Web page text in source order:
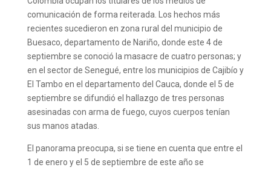
comunicación de forma reiterada. Los hechos más
recientes sucedieron en zona rural del municipio de
Buesaco, departamento de Nariño, donde este 4 de
septiembre se conoció la masacre de cuatro personas; y
en el sector de Senegué, entre los municipios de Cajibío y
El Tambo en el departamento del Cauca, donde el 5 de
septiembre se difundió el hallazgo de tres personas
asesinadas con arma de fuego, cuyos cuerpos tenían
sus manos atadas.
El panorama preocupa, si se tiene en cuenta que entre el
1 de enero y el 5 de septiembre de este año se